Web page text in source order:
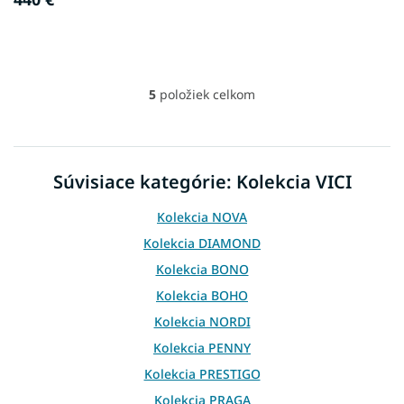
O
á
a
i
e
p
r
v
k
y
v
ý
p
i
5 položiek celkom
Súvisiace kategórie: Kolekcia VICI
Kolekcia NOVA
Kolekcia DIAMOND
Kolekcia BONO
Kolekcia BOHO
Kolekcia NORDI
Kolekcia PENNY
Kolekcia PRESTIGO
Kolekcia PRAGA